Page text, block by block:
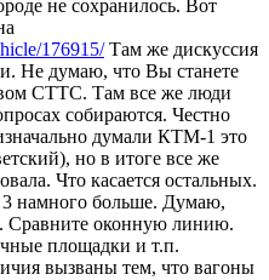
не сохранилось. Вот
176915/Там же дискуссия
Не думаю, что Вы станете
СТТС. Там все же люди
собираются. Честно
думали КТМ-1 это
но в итоге все же
Что касается остальных.
намного больше. Думаю,
Сравните оконную линию.
площадки и т.п.
вызваны тем, что вагоны